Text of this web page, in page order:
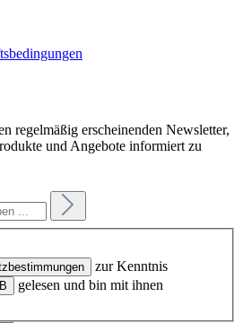
regelmäßig erscheinenden Newsletter,
und Angebote informiert zu
zur Kenntnis
gelesen und bin mit ihnen